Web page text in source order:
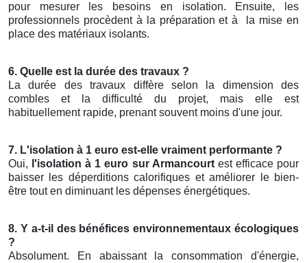
pour mesurer les besoins en isolation. Ensuite, les
professionnels procèdent à la préparation et à
la mise en
place des matériaux isolants.
6. Quelle est la durée des travaux ?
La durée des travaux diffère selon la dimension des
combles et la difficulté du projet, mais elle est
habituellement rapide, prenant souvent moins d'une jour.
7. L'isolation à 1 euro est-elle vraiment performante ?
Oui, l'isolation à 1 euro sur Armancourtest efficace pour
baisser les déperditions calorifiques et améliorer le bien-
être tout en diminuant les dépenses énergétiques.
8. Y a-t-il des bénéfices environnementaux écologiques
?
Absolument. En abaissant la consommation d'énergie,